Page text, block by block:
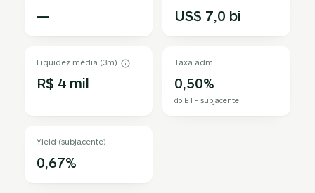
— US$ 7,0 bi
Liquidez média (3m)
R$ 4 mil
Taxa adm.
0,50%
do ETF subjacente
Yield (subjacente)
0,67%